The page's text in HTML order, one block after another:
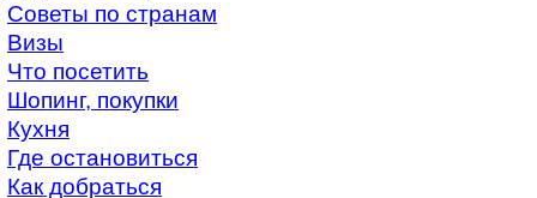
Советы по странам
Визы
Что посетить
Шопинг, покупки
Кухня
Где остановиться
Как добраться